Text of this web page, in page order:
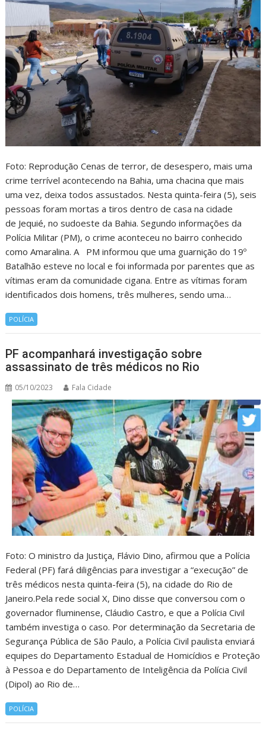
Foto: Reprodução Cenas de terror, de desespero, mais uma
crime terrível acontecendo na Bahia, uma chacina que mais
uma vez, deixa todos assustados. Nesta quinta-feira (5), seis
pessoas foram mortas a tiros dentro de casa na cidade
de Jequié, no sudoeste da Bahia. Segundo informações da
Polícia Militar (PM), o crime aconteceu no bairro conhecido
como Amaralina. A PM informou que uma guarnição do 19º
Batalhão esteve no local e foi informada por parentes que as
vítimas eram da comunidade cigana. Entre as vítimas foram
identificados dois homens, três mulheres, sendo uma…
POLÍCIA
PF acompanhará investigação sobre
assassinato de três médicos no Rio
05/10/2023 Fala Cidade
Foto: O ministro da Justiça, Flávio Dino, afirmou que a Polícia
Federal (PF) fará diligências para investigar a “execução” de
três médicos nesta quinta-feira (5), na cidade do Rio de
Janeiro.Pela rede social X, Dino disse que conversou com o
governador fluminense, Cláudio Castro, e que a Polícia Civil
também investiga o caso. Por determinação da Secretaria de
Segurança Pública de São Paulo, a Polícia Civil paulista enviará
equipes do Departamento Estadual de Homicídios e Proteção
à Pessoa e do Departamento de Inteligência da Polícia Civil
(Dipol) ao Rio de…
POLÍCIA